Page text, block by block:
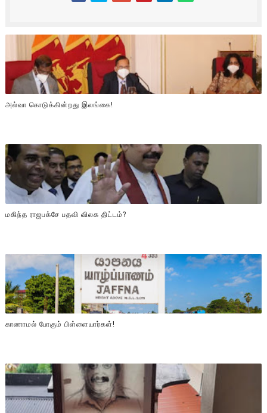
அல்வா கொடுக்கின்றது இலங்கை!
மகிந்த ராஜபக்சே பதவி விலக திட்டம்?
காணாமல் போகும் பிள்ளையார்கள்!